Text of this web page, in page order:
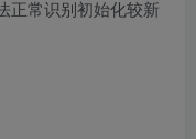
正常识别初始化较新